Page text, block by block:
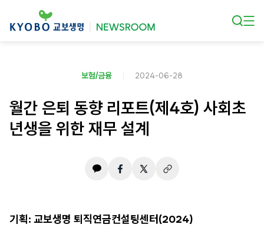
보험/금융 2024-06-28
월간 은퇴 동향 리포트(제4호) 사회초
년생을 위한 재무 설계
기획: 교보생명 퇴직연금컨설팅센터(2024)